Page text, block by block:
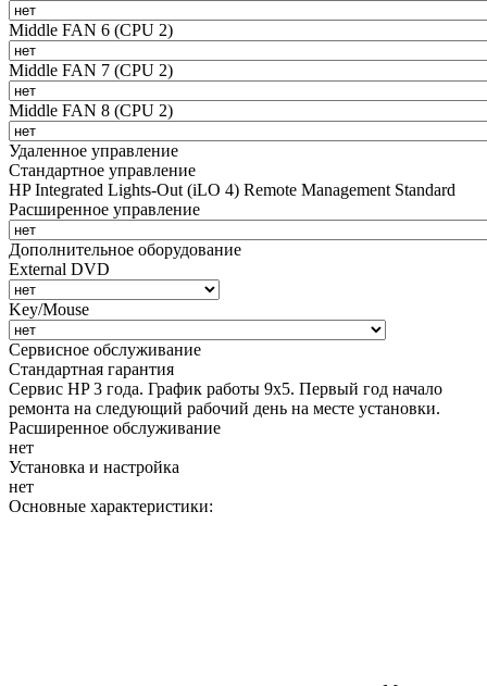
Middle FAN 6 (CPU 2)
Middle FAN 7 (CPU 2)
Middle FAN 8 (CPU 2)
Удаленное управление
Стандартное управление
HP Integrated Lights-Out (iLO 4) Remote Management Standard
Расширенное управление
Дополнительное оборудование
External DVD
Key/Mouse
Сервисное обслуживание
Стандартная гарантия
Сервис HP 3 года. График работы 9х5. Первый год начало
ремонта на следующий рабочий день на месте установки.
Расширенное обслуживание
нет
Установка и настройка
нет
Основные характеристики: